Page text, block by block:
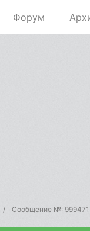
Форум
Сообщение №: 999471